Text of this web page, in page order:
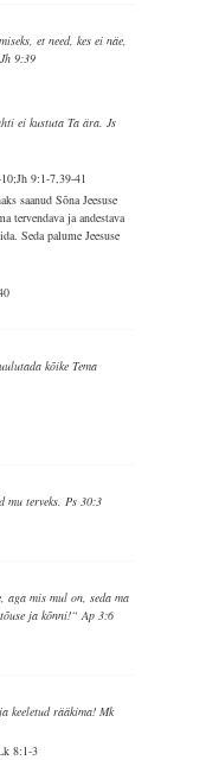
et need, kes ei näe,
9:39
ei kustuta Ta ära. Js
9:1-7,39-41
saanud Sõna Jeesuse
tervendava ja andestava
Seda palume Jeesuse
kõike Tema
mu terveks. Ps 30:3
aga mis mul on, seda ma
ja kõnni!“ Ap 3:6
keeletud rääkima! Mk
8:1-3